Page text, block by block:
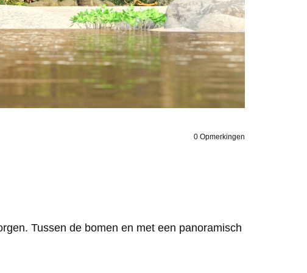
0 Opmerkingen
Tussen de bomen en met een panoramisch